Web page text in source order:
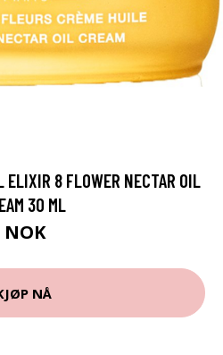
ELIXIR 8 FLOWER NECTAR OIL
30 ML
NOK
NÅ